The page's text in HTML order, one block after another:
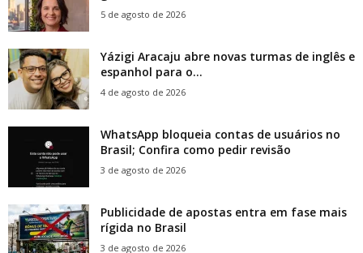
5 de agosto de 2026
Yázigi Aracaju abre novas turmas de inglês e
espanhol para o...
4 de agosto de 2026
WhatsApp bloqueia contas de usuários no
Brasil; Confira como pedir revisão
3 de agosto de 2026
Publicidade de apostas entra em fase mais
rígida no Brasil
3 de agosto de 2026